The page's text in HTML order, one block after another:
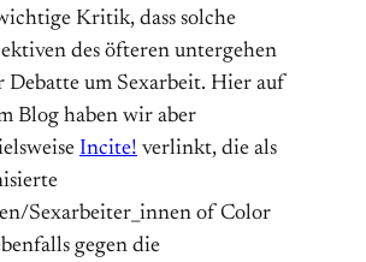
Kritik, dass solche
des öfteren untergehen
Debatte um Sexarbeit. Hier auf
Blog haben wir aber
Incite! verlinkt, die als
Sexarbeiter_innen of Color
gegen die